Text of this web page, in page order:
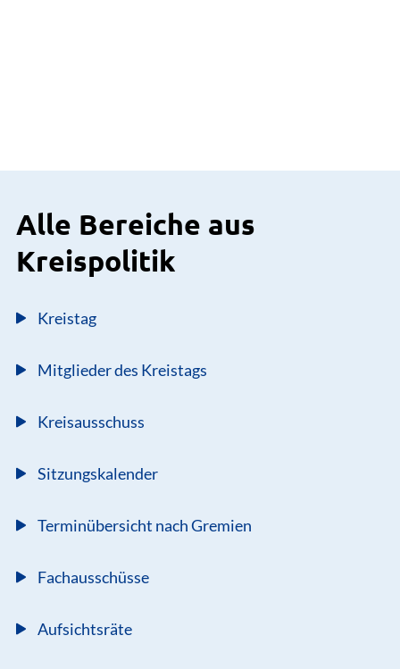
Alle Bereiche aus
Kreispolitik
Kreistag
Mitglieder des Kreistags
Kreisausschuss
Sitzungskalender
Terminübersicht nach Gremien
Fachausschüsse
Aufsichtsräte